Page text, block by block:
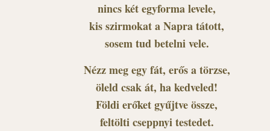
nincs két egyforma levele,
kis szirmokat a Napra tátott,
sosem tud betelni vele.
Nézz meg egy fát, erős a törzse,
öleld csak át, ha kedveled!
Földi erőket gyűjtve össze,
feltölti cseppnyi testedet.